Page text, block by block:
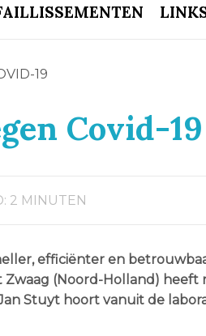
19
Covid-19
2 MINUTEN
efficiënter en
(Noord-Holland) heeft
Stuyt hoort vanuit de